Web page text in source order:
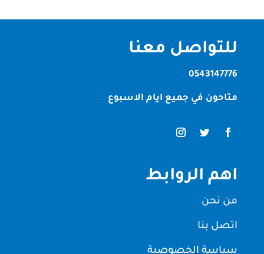
للتواصل معنا
0543147776
متاحون في جميع ايام الاسبوع
اهم الروابط
من نحن
اتصل بنا
سياسة الخصوصية